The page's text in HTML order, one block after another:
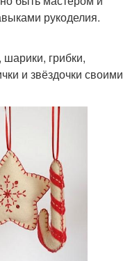
рукоделия.
шарики, грибки,
и звёздочки своими